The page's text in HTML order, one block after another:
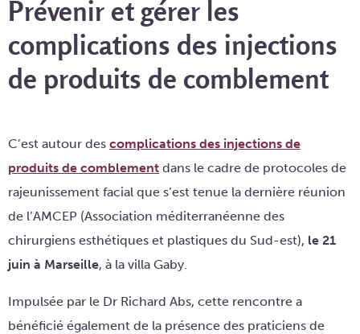
Prévenir et gérer les
complications des injections
de produits de comblement
C’est autour des complications des injections de
produits de comblement dans le cadre de protocoles de
rajeunissement facial que s’est tenue la dernière réunion
de l’AMCEP (Association méditerranéenne des
chirurgiens esthétiques et plastiques du Sud-est), le 21
juin à Marseille, à la villa Gaby.
Impulsée par le Dr Richard Abs, cette rencontre a
bénéficié également de la présence des praticiens de